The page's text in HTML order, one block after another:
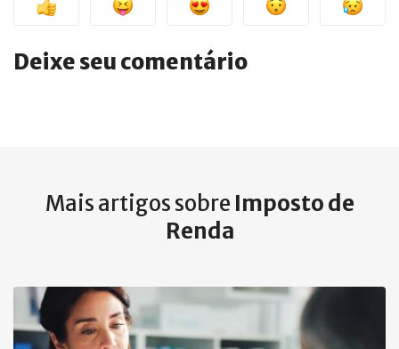
Deixe seu comentário
Mais artigos sobre Imposto de
Renda